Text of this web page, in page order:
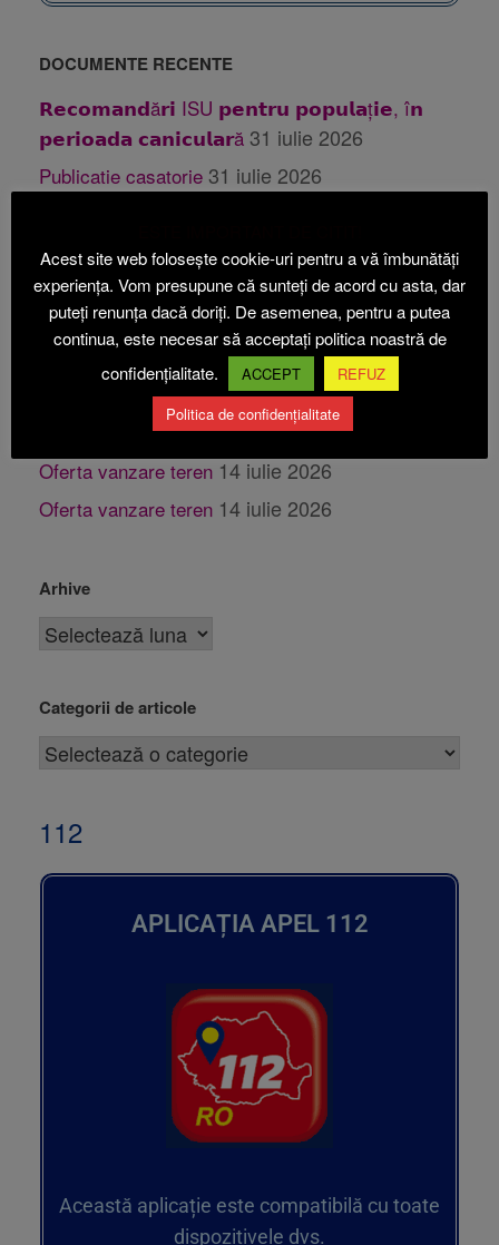
DOCUMENTE RECENTE
𝗥𝗲𝗰𝗼𝗺𝗮𝗻𝗱ă𝗿𝗶 ISU 𝗽𝗲𝗻𝘁𝗿𝘂 𝗽𝗼𝗽𝘂𝗹𝗮ț𝗶𝗲, î𝗻
𝗽𝗲𝗿𝗶𝗼𝗮𝗱𝗮 𝗰𝗮𝗻𝗶𝗰𝘂𝗹𝗮𝗿ă 31 iulie 2026
Publicatie casatorie 31 iulie 2026
Anunt PUZ Etapa 1 Beica 24 iulie 2026
Anunt PUZ Etapa 2 ABI ECOACVACULTURA 24
iulie 2026
Oferta vanzare teren 14 iulie 2026
Oferta vanzare teren 14 iulie 2026
Oferta vanzare teren 14 iulie 2026
Oferta vanzare teren 14 iulie 2026
Oferta vanzare teren 14 iulie 2026
Arhive
Categorii de articole
112
APLICAȚIA APEL 112
Această aplicație este compatibilă cu toate
dispozitivele dvs.
Acest site web folosește cookie-uri pentru a vă îmbunătăți
experiența. Vom presupune că sunteți de acord cu asta, dar
puteți renunța dacă doriți. De asemenea, pentru a putea
continua, este necesar să acceptați politica noastră de
confidențialitate.
ACCEPT
REFUZ
Politica de confidențialitate